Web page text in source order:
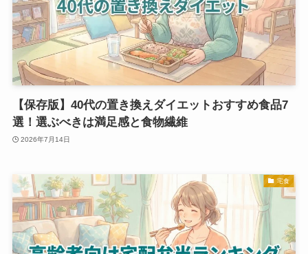
【保存版】40代の置き換えダイエットおすすめ食品7
選！選ぶべきは満足感と食物繊維
2026年7月14日
宅食